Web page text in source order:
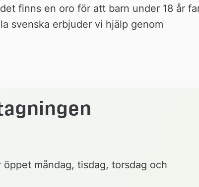
finns en oro för att barn under 18 år
svenska erbjuder vi hjälp genom
måndag, tisdag, torsdag och